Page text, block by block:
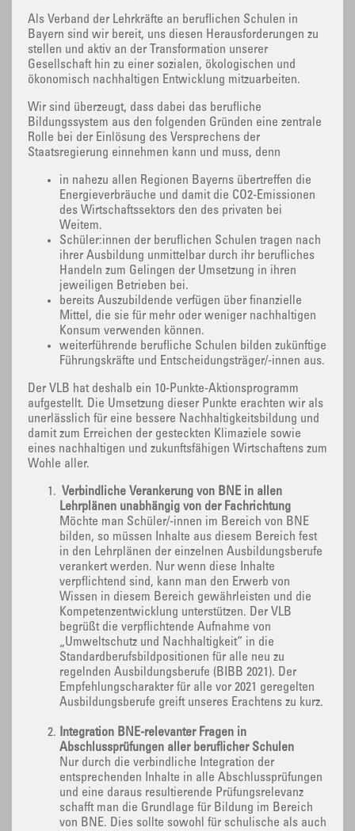
Als Verband der Lehrkräfte an beruflichen Schulen in
Bayern sind wir bereit, uns diesen Herausforderungen zu
stellen und aktiv an der Transformation unserer
Gesellschaft hin zu einer sozialen, ökologischen und
ökonomisch nachhaltigen Entwicklung mitzuarbeiten.
Wir sind überzeugt, dass dabei das berufliche
Bildungssystem aus den folgenden Gründen eine zentrale
Rolle bei der Einlösung des Versprechens der
Staatsregierung einnehmen kann und muss, denn
in nahezu allen Regionen Bayerns übertreffen die
Energieverbräuche und damit die CO2-Emissionen
des Wirtschaftssektors den des privaten bei
Weitem.
Schüler:innen der beruflichen Schulen tragen nach
ihrer Ausbildung unmittelbar durch ihr berufliches
Handeln zum Gelingen der Umsetzung in ihren
jeweiligen Betrieben bei.
bereits Auszubildende verfügen über finanzielle
Mittel, die sie für mehr oder weniger nachhaltigen
Konsum verwenden können.
weiterführende berufliche Schulen bilden zukünftige
Führungskräfte und Entscheidungsträger/-innen aus.
Der VLB hat deshalb ein 10-Punkte-Aktionsprogramm
aufgestellt. Die Umsetzung dieser Punkte erachten wir als
unerlässlich für eine bessere Nachhaltigkeitsbildung und
damit zum Erreichen der gesteckten Klimaziele sowie
eines nachhaltigen und zukunftsfähigen Wirtschaftens zum
Wohle aller.
Verbindliche Verankerung von BNE in allen
Lehrplänen unabhängig von der Fachrichtung
Möchte man Schüler/-innen im Bereich von BNE
bilden, so müssen Inhalte aus diesem Bereich fest
in den Lehrplänen der einzelnen Ausbildungsberufe
verankert werden. Nur wenn diese Inhalte
verpflichtend sind, kann man den Erwerb von
Wissen in diesem Bereich gewährleisten und die
Kompetenzentwicklung unterstützen. Der VLB
begrüßt die verpflichtende Aufnahme von
„Umweltschutz und Nachhaltigkeit“ in die
Standardberufsbildpositionen für alle neu zu
regelnden Ausbildungsberufe (BIBB 2021). Der
Empfehlungscharakter für alle vor 2021 geregelten
Ausbildungsberufe greift unseres Erachtens zu kurz.
Integration BNE-relevanter Fragen in
Abschlussprüfungen aller beruflicher Schulen
Nur durch die verbindliche Integration der
entsprechenden Inhalte in alle Abschlussprüfungen
und eine daraus resultierende Prüfungsrelevanz
schafft man die Grundlage für Bildung im Bereich
von BNE. Dies sollte sowohl für schulische als auch